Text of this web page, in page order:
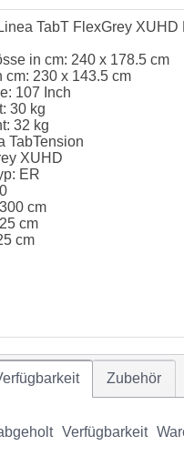
TabT FlexGrey
in cm: 240 x 178.5 cm
cm: 230 x 143.5 cm
107 Inch
30 kg
32 kg
TabTension
XUHD
ER
cm
cm
cm
Zubehör
Verfügbarkeit